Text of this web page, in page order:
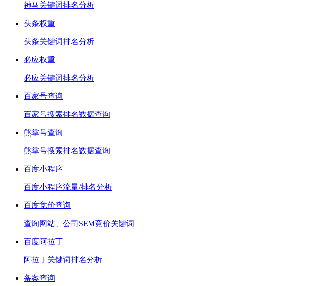
神马关键词排名分析
头条权重
头条关键词排名分析
必应权重
必应关键词排名分析
百家号查询
百家号搜索排名数据查询
熊掌号查询
熊掌号搜索排名数据查询
百度小程序
百度小程序流量/排名分析
百度竞价查询
查询网站、公司SEM竞价关键词
百度阿拉丁
阿拉丁关键词排名分析
备案查询